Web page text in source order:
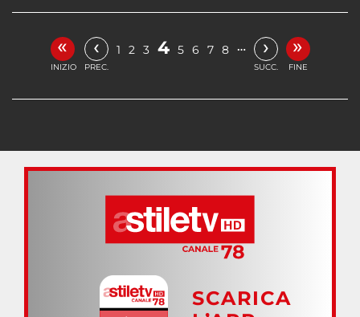
«
INIZIO
‹
PREC.
1 2 3 4 5 6 7 8 … ›
SUCC.
»
FINE
SCARICA